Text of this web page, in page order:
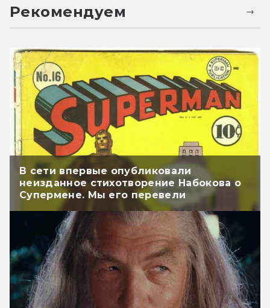
Рекомендуем
В сети впервые опубликовали
неизданное стихотворение Набокова о
Супермене. Мы его перевели